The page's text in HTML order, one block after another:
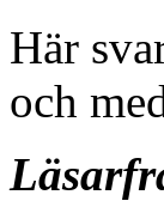
Här
och